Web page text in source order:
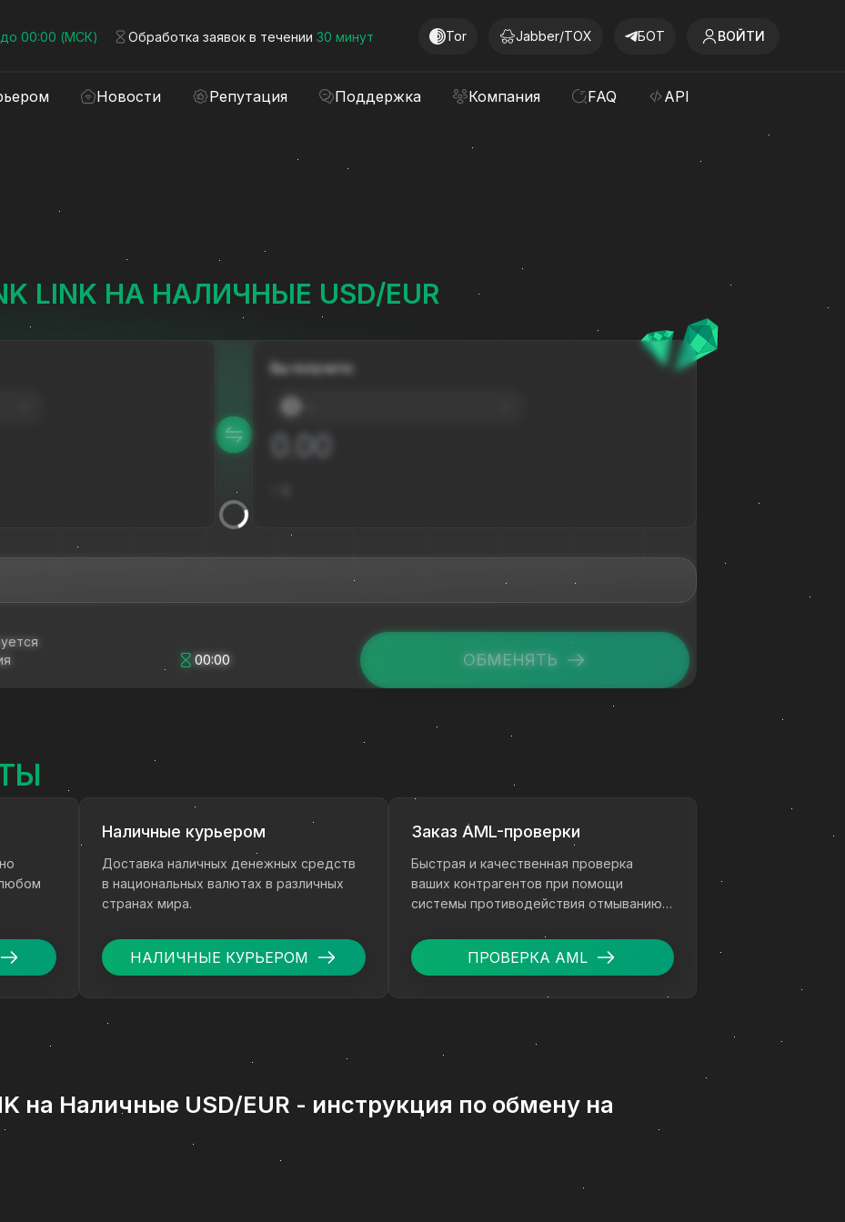
до 00:00 (МСК) Обработка заявок в течении 30 минут Tor Jabber/TOX БОТ ВОЙТИ
Новости Репутация Поддержка Компания FAQ API
LINK НА НАЛИЧНЫЕ USD/EUR
Вы получите:
00:00 ОБМЕНЯТЬ
Наличные курьером
Доставка наличных денежных средств
в национальных валютах в различных
странах мира.
НАЛИЧНЫЕ КУРЬЕРОМ
Заказ AML-проверки
Быстрая и качественная проверка
ваших контрагентов при помощи
системы противодействия отмыванию
ПРОВЕРКА AML
на Наличные USD/EUR - инструкция по обмену на
USD/EUR - востребованное направление среди пользователей, которым важно быстро и